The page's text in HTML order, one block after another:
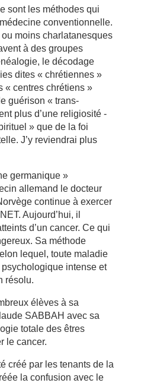
sont les méthodes qui
conventionnelle.
ou moins charlatanesques
à des groupes
le décodage
dites « chrétiennes »
« centres chrétiens »
guérison « trans-
plus d’une religiosité -
» que de la foi
J’y reviendrai plus
germanique »
allemand le docteur
continue à exercer
Aujourd’hui, il
d’un cancer. Ce qui
Sa méthode
lequel, toute maladie
intense et
résolu.
élèves à sa
SABBAH avec sa
totale des êtres
le cancer.
créé par les tenants de la
la confusion avec le